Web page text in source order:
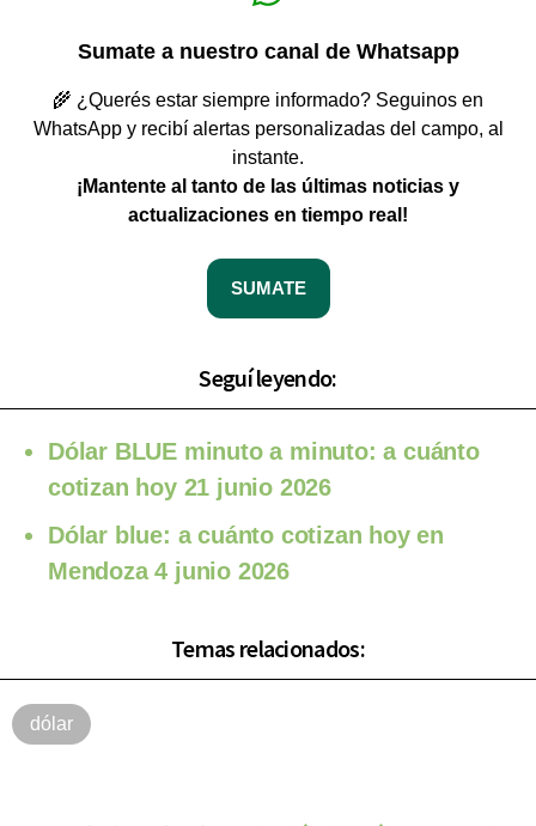
Sumate a nuestro canal de Whatsapp
🌾 ¿Querés estar siempre informado? Seguinos en
WhatsApp y recibí alertas personalizadas del campo, al
instante.
¡Mantente al tanto de las últimas noticias y
actualizaciones en tiempo real!
SUMATE
Seguí leyendo:
Dólar BLUE minuto a minuto: a cuánto
cotizan hoy 21 junio 2026
Dólar blue: a cuánto cotizan hoy en
Mendoza 4 junio 2026
Temas relacionados:
dólar